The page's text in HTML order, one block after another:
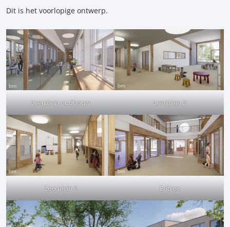
Dit is het voorlopige ontwerp.
Leerplein oudbouw Leerplein 2
Leerplein 1 Entree